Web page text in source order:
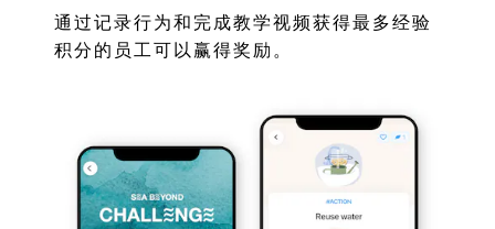
通过记录行为和完成教学视频获得最多经验
积分的员工可以赢得奖励。